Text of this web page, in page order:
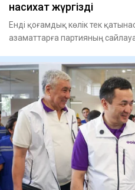
насихат жүргізді
Енді қоғамдық көлік тек
азаматтарға партияның